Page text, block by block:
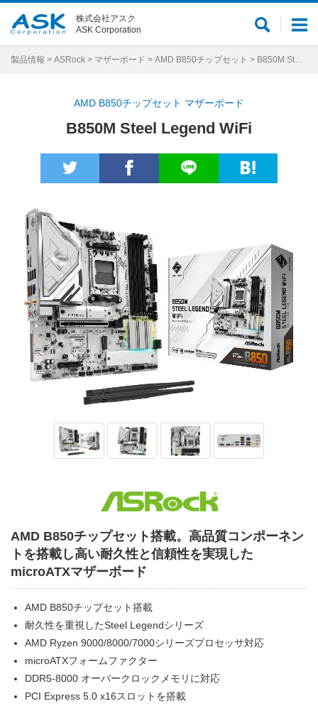
メ
ュ
サ
ト
株式会社アスク
ASK Corporation
製品情報 > ASRock > マザーボード > AMD B850チップセット > B850M Steel Legend WiFi
AMD B850チップセット マザーボード
B850M Steel Legend WiFi
AMD B850チップセット搭載。高品質コンポーネン
トを搭載し高い耐久性と信頼性を実現した
microATXマザーボード
AMD B850チップセット搭載
耐久性を重視したSteel Legendシリーズ
AMD Ryzen 9000/8000/7000シリーズプロセッサ対応
microATXフォームファクター
DDR5-8000 オーバークロックメモリに対応
PCI Express 5.0 x16スロットを搭載